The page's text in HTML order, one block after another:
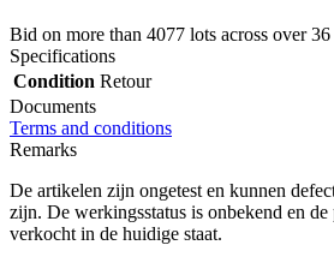
Bid on more than 4077 lots across over36
Specifications
Condition Retour
Documents
Terms and conditions
Remarks
De artikelen zijn ongetest en kunnen
zijn. De werkingsstatus is onbekend en
verkocht in de huidige staat.